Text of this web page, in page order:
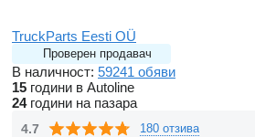
TruckParts Eesti OÜ
Проверен продавач
В наличност: 59241 обяви
15 години в Autoline
24години на пазара
4.7 180 отзива